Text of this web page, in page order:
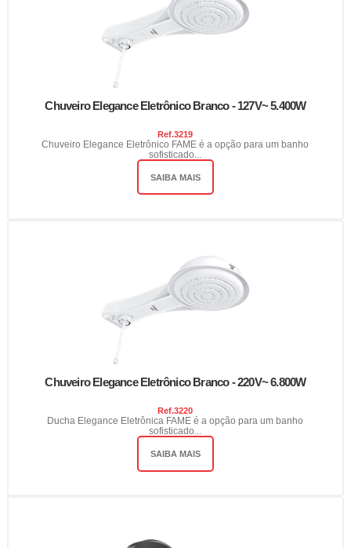
Chuveiro Elegance Eletrônico Branco - 127V~ 5.400W
Ref.3219
Chuveiro Elegance Eletrônico FAME é a opção para um banho
sofisticado...
SAIBA MAIS
Chuveiro Elegance Eletrônico Branco - 220V~ 6.800W
Ref.3220
Ducha Elegance Eletrônica FAME é a opção para um banho
sofisticado...
SAIBA MAIS